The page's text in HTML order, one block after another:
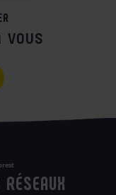
vous